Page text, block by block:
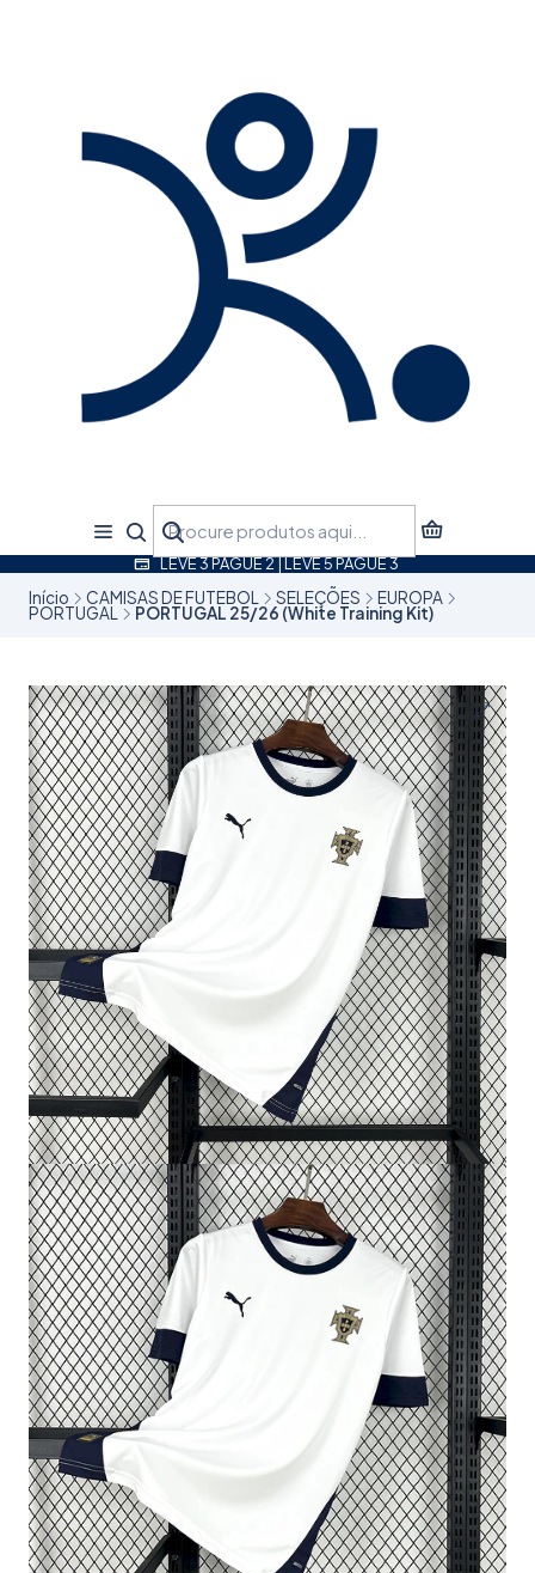
LEVE 3 PAGUE 2 | LEVE 5 PAGUE 3
Início CAMISAS DE FUTEBOL SELEÇÕES EUROPA
PORTUGAL PORTUGAL 25/26 (White Training Kit)